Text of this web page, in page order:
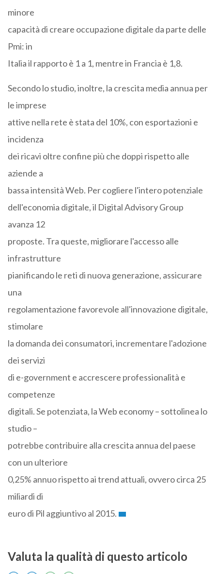
minore
capacità di creare occupazione digitale da parte delle
Pmi: in
Italia il rapporto è 1 a 1, mentre in Francia è 1,8.
Secondo lo studio, inoltre, la crescita media annua per
le imprese
attive nella rete è stata del 10%, con esportazioni e
incidenza
dei ricavi oltre confine più che doppi rispetto alle
aziende a
bassa intensità Web. Per cogliere l'intero potenziale
dell'economia digitale, il Digital Advisory Group
avanza 12
proposte. Tra queste, migliorare l'accesso alle
infrastrutture
pianificando le reti di nuova generazione, assicurare
una
regolamentazione favorevole all'innovazione digitale,
stimolare
la domanda dei consumatori, incrementare l'adozione
dei servizi
di e-government e accrescere professionalità e
competenze
digitali. Se potenziata, la Web economy – sottolinea lo
studio –
potrebbe contribuire alla crescita annua del paese
con un ulteriore
0,25% annuo rispetto ai trend attuali, ovvero circa 25
miliardi di
euro di Pil aggiuntivo al 2015.
Valuta la qualità di questo articolo